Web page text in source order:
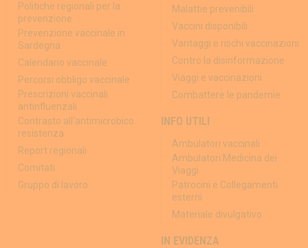
Politiche regionali per la
prevenzione
Prevenzione vaccinale in
Sardegna
Calendario vaccinale
Percorsi obbligo vaccinale
Prescrizioni vaccinali
antinfluenzali
Contrasto all'antimicrobico
resistenza
Report regionali
Comitati
Gruppo di lavoro
Malattie prevenibili
Vaccini disponibili
Vantaggi e rischi vaccinazioni
Contro la disinformazione
Viaggi e vaccinazioni
Combattere le pandemie
INFO UTILI
Ambulatori vaccinali
Ambulatori Medicina dei
Viaggi
Patrocini e Collegamenti
esterni
Materiale divulgativo
IN EVIDENZA